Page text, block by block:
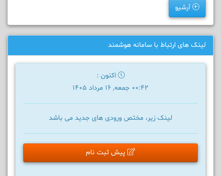
آرشیو
لینک های ارتباط با سامانه هوشمند
اکنون :
00:42 جمعه, 16 مرداد 1405
لینک زیر، مختص ورودی های جدید می باشد
پیش ثبت نام